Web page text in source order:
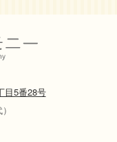
目5番28号